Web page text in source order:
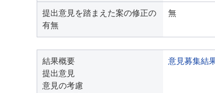
提出意見を踏まえた案の修正の
有無
無
結果概要
提出意見
意見の考慮
意見募集結